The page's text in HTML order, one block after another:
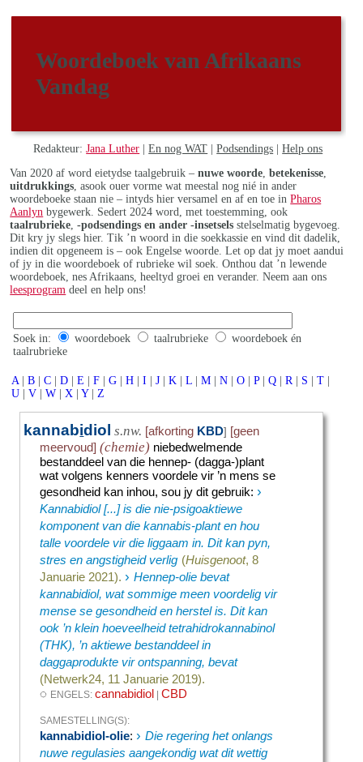
Woordeboek van Afrikaans
Vandag
Redakteur:Jana Luther |En nog WAT |Podsendings |Help ons
Van 2020 af word eietydse taalgebruik –nuwe woorde ,betekenisse
uitdrukkings , asook ouer vorme wat meestal nog nié in ander
woordeboeke staan nie – intyds hier versamel en af en toe inPharos
Aanlyn bygewerk. Sedert 2024 word, met toestemming, ook
taalrubrieke ,-podsendings en ander -insetsels stelselmatig bygevoeg.
Dit kry jy slegs hier. Tik ’n woord in die soekkassie en vind dit dadelik,
indien dit opgeneem is – ook Engelse woorde. Let op dat jy moet aandui
of jy in die woordeboek of rubrieke wil soek. Onthou dat ’n lewende
woordeboek, nes Afrikaans, heeltyd groei en verander. Neem aan ons
leesprogram deel en help ons!
Soek in: woordeboek taalrubrieke
woordeboek én
taalrubrieke
A | B | C | D | E | F | G | H | I | J | K | L | M | N | O | P | Q | R | S | T |
U | V | W | X | Y | Z
kannabidiol s.nw. [afkorting KBD] [geen
meervoud] (chemie) niebedwelmende
bestanddeel van die hennep- (dagga-)plant
wat volgens kenners voordele vir ’n mens se
gesondheid kan inhou, sou jy dit gebruik:›
Kannabidiol [...] is die nie-psigoaktiewe
komponent van die kannabis-plant en hou
talle voordele vir die liggaam in. Dit kan pyn,
stres en angstigheid verlig (Huisgenoot, 8
Januarie 2021). › Hennep-olie bevat
kannabidiol, wat sommige meen voordelig vir
mense se gesondheid en herstel is. Dit kan
ook ’n klein hoeveelheid tetrahidrokannabinol
(THK), ’n aktiewe bestanddeel in
daggaprodukte vir ontspanning, bevat
(Netwerk24, 11 Januarie 2019).
◌ ENGELS:cannabidiol |CBD
SAMESTELLING(S):
kannabidiol-olie:› Die regering het onlangs
nuwe regulasies aangekondig wat dit wettig